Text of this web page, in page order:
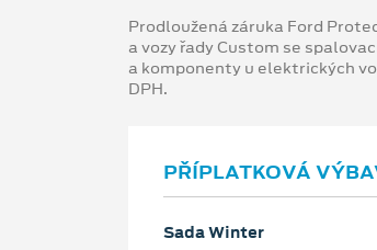
Prodloužená záruka Ford
a vozy řady Custom se
a komponenty u elektrických
DPH.
PŘÍPLATKOVÁ
Sada Winter